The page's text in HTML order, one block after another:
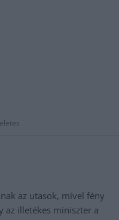
az utasok, mivel fény
az illetékes miniszter a